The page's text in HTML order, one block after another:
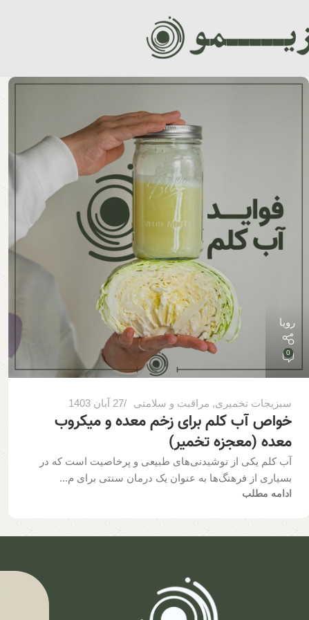
رویا
0
سبزیجات تخمیری, مراقبت و سلامتی 27 آبان 1403
خواص آب کلم برای زخم معده و میکروب
معده (معجزه تخمیر)
آب کلم یکی از نوشیدنی‌های طبیعی و پرخاصیت است که در
بسیاری از فرهنگ‌ها به عنوان یک درمان سنتی برای م...
ادامه مطلب